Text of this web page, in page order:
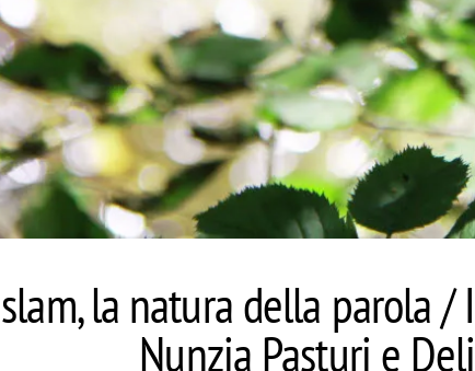
la natura della parola /
Nunzia Pasturi e